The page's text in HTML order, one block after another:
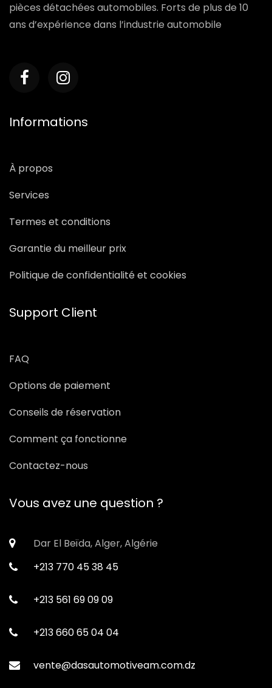
pièces détachées automobiles. Forts de plus de 10
ans d’expérience dans l’industrie automobile
Informations
À propos
Services
Termes et conditions
Garantie du meilleur prix
Politique de confidentialité et cookies
Support Client
FAQ
Options de paiement
Conseils de réservation
Comment ça fonctionne
Contactez-nous
Vous avez une question ?
Dar El Beïda, Alger, Algérie
+213 770 45 38 45
+213 561 69 09 09
+213 660 65 04 04
vente@dasautomotiveam.com.dz